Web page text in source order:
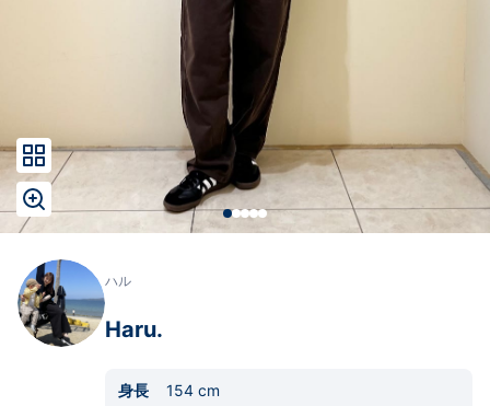
ハル
Haru.
身長 154 cm